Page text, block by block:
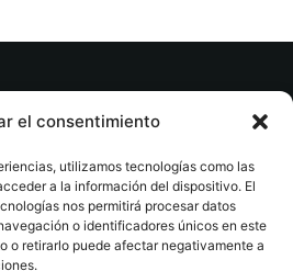
el consentimiento
utilizamos tecnologías como las
a la información del dispositivo. El
nos permitirá procesar datos
o identificadores únicos en este
o retirarlo puede afectar negativamente a
· Todos los derechos